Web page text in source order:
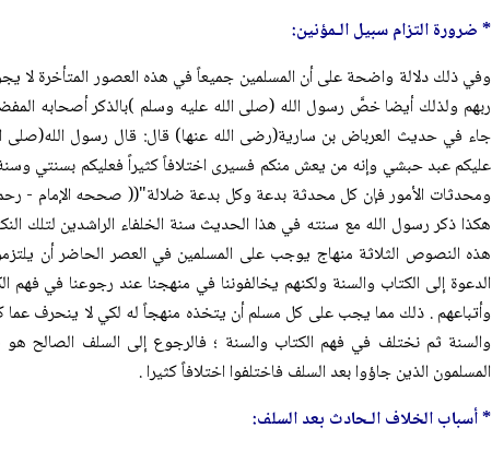
* ضرورة التزام سبيل الـمؤنين:
وفي ذلك دلالة واضحة على أن المسلمين جميعاً في هذه العصور المتأخرة لا
ربهم ولذلك أيضا خصَّ رسول الله (صلی الله علیه وسلم )بالذكر أصحابه
جاء في حديث العرباض بن سارية(رضى الله عنها) قال: قال رسول الله(صلی
عليكم عبد حبشي وإنه من يعش منكم فسيرى اختلافاً كثيراً فعليكم بسنتي وسنة
هكذا ذكر رسول الله مع سنته في هذا الحديث سنة الخلفاء الراشدين لتلك
هذه النصوص الثلاثة منهاج يوجب على المسلمين في العصر الحاضر أن
الدعوة إلى الكتاب والسنة ولكنهم يخالفوننا في منهجنا عند رجوعنا في فهم
وأتباعهم . ذلك مما يجب على كل مسلم أن يتخذه منهجاً له لكي لا ينحرف عما
والسنة ثم نختلف في فهم الكتاب والسنة ؛ فالرجوع إلى السلف الصالح
المسلمون الذين جاؤوا بعد السلف فاختلفوا اختلافاً كثيرا .
* أسباب الخلاف الـحادث بعد السلف: